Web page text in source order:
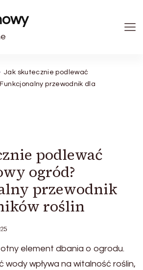
Jak skutecznie podlewać
przewodnik dla
podlewać
ogród?
przewodnik
roślin
element dbania o ogrodu.
wody wpływa na witalność roślin,